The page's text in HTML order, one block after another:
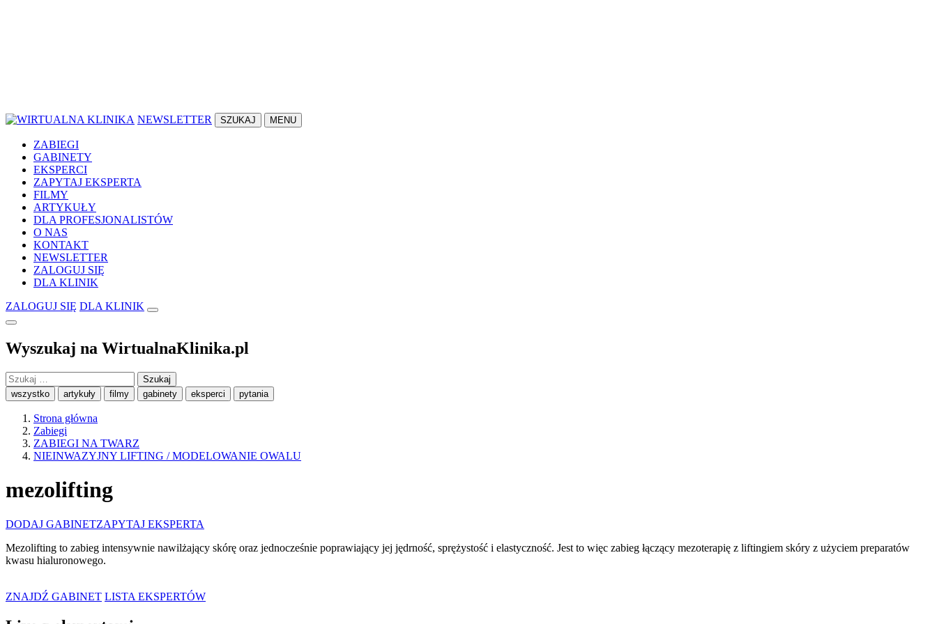
NEWSLETTER SZUKAJ MENU
ZABIEGI
GABINETY
EKSPERCI
ZAPYTAJ EKSPERTA
FILMY
ARTYKUŁY
DLA PROFESJONALISTÓW
O NAS
KONTAKT
NEWSLETTER
ZALOGUJ SIĘ
DLA KLINIK
ZALOGUJ SIĘ DLA KLINIK
Wyszukaj na WirtualnaKlinika.pl
Szukaj:
wszystko artykuły filmy gabinety eksperci pytania
Strona główna
Zabiegi
ZABIEGI NA TWARZ
NIEINWAZYJNY LIFTING / MODELOWANIE OWALU
mezolifting
DODAJ GABINETZAPYTAJ EKSPERTA
Mezolifting to zabieg intensywnie nawilżający skórę oraz jednocześnie poprawiający jej jędrność, sprężystość i elastyczność. Jest to więc zabieg łączący mezoterapię z liftingiem skóry z użyciem preparatów
kwasu hialuronowego.
ZNAJDŹ GABINET LISTA EKSPERTÓW